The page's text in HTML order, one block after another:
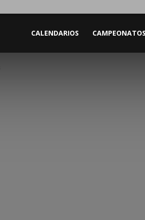
CALENDARIOS CAMPEONATOS